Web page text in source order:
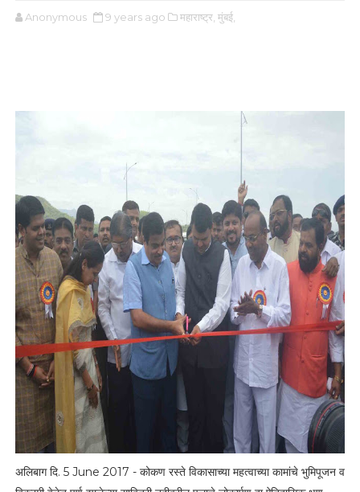
Anonymous 9 years ago महाराष्ट्र, मुंबई,
अलिबाग दि. 5 June 2017 - कोकण रस्ते विकासाच्या महत्वाच्या कामांचे भुमिपूजन व